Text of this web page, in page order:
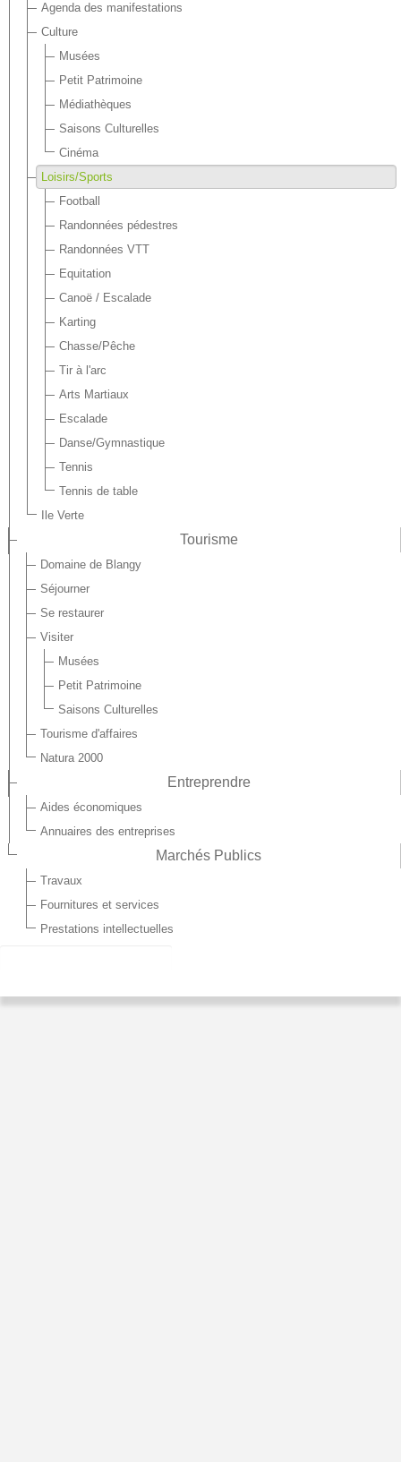
Agenda des manifestations
Culture
Musées
Petit Patrimoine
Médiathèques
Saisons Culturelles
Cinéma
Loisirs/Sports
Football
Randonnées pédestres
Randonnées VTT
Equitation
Canoë / Escalade
Karting
Chasse/Pêche
Tir à l'arc
Arts Martiaux
Escalade
Danse/Gymnastique
Tennis
Tennis de table
Ile Verte
Tourisme
Domaine de Blangy
Séjourner
Se restaurer
Visiter
Musées
Petit Patrimoine
Saisons Culturelles
Tourisme d'affaires
Natura 2000
Entreprendre
Aides économiques
Annuaires des entreprises
Marchés Publics
Travaux
Fournitures et services
Prestations intellectuelles